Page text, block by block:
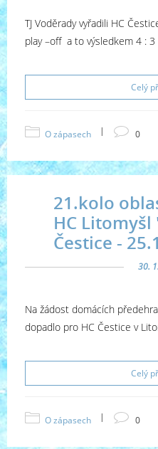
TJ Voděrady vyřadili HC
play –off a to výsledkem 4 :
Celý
O zápasech | 0
21.kolo
HC Litomyšl
Čestice -
30.
Na žádost domácích
dopadlo pro HC Čestice v
Celý
O zápasech | 0